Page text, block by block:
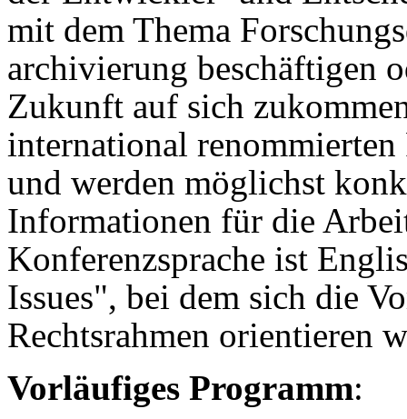
mit dem Thema
archivierung beschäftigen
Zukunft auf sich
international
und werden möglichst
Informationen für die
Konferenzsprache ist
Issues", bei dem sich die
Rechtsrahmen orientieren
Vorläufiges Programm: